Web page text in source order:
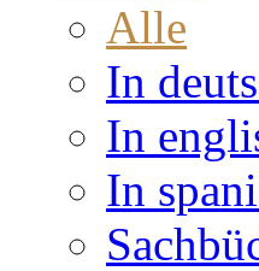
Alle
In
In
In